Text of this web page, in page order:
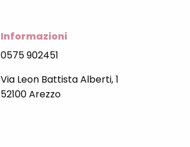
Informazioni
0575 902451
Via Leon Battista Alberti, 1
52100 Arezzo